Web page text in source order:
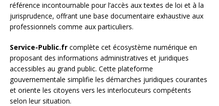
référence incontournable pour l’accès aux textes de loi et à la
jurisprudence, offrant une base documentaire exhaustive aux
professionnels comme aux particuliers.
Service-Public.fr complète cet écosystème numérique en
proposant des informations administratives et juridiques
accessibles au grand public. Cette plateforme
gouvernementale simplifie les démarches juridiques courantes
et oriente les citoyens vers les interlocuteurs compétents
selon leur situation.